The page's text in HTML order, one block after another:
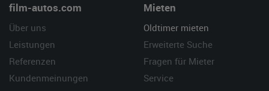
film-autos.com
Über uns
Leistungen
Referenzen
Kundenmeinungen
Mieten
Oldtimer mieten
Erweiterte Suche
Fragen für Mieter
Service